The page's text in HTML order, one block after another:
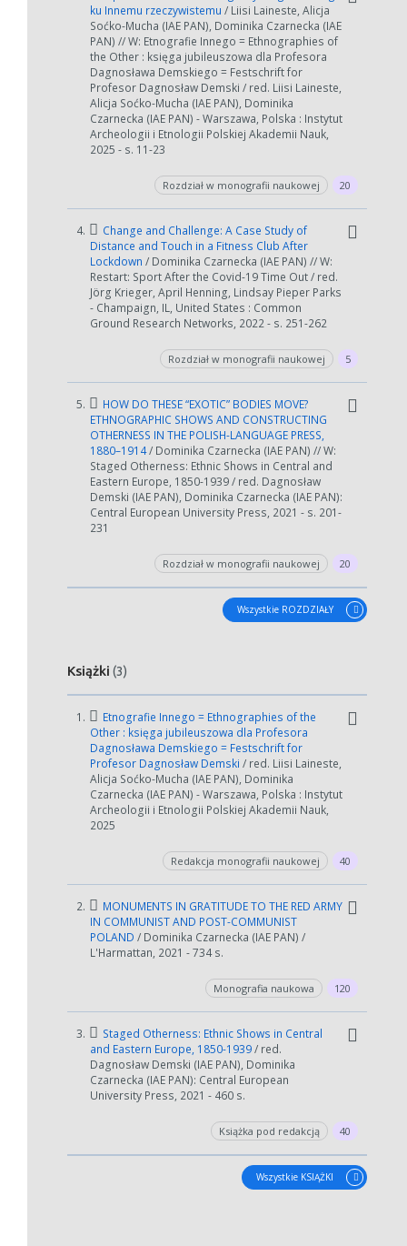
W zależności od ilości danych do przetworzenia generowanie pliku
może się wydłużyć.
Jeśli generowanie trwa zbyt długo można ograniczyć dane np.
zmniejszając zakres lat.
Anuluj
ku Innemu rzeczywistemu / Liisi Laineste, Alicja
Soćko-Mucha (IAE PAN), Dominika Czarnecka (IAE
PAN) // W: Etnografie Innego = Ethnographies of
the Other : księga jubileuszowa dla Profesora
Dagnosława Demskiego = Festschrift for
Profesor Dagnosław Demski / red. Liisi Laineste,
Alicja Soćko-Mucha (IAE PAN), Dominika
Czarnecka (IAE PAN) - Warszawa, Polska : Instytut
Archeologii i Etnologii Polskiej Akademii Nauk,
2025 - s. 11-23
Rozdział w monografii naukowej 20
4.
Change and Challenge: A Case Study of
Distance and Touch in a Fitness Club After
Lockdown / Dominika Czarnecka (IAE PAN) // W:
Restart: Sport After the Covid-19 Time Out / red.
Jörg Krieger, April Henning, Lindsay Pieper Parks
- Champaign, IL, United States : Common
Ground Research Networks, 2022 - s. 251-262
Rozdział w monografii naukowej 5
5.
HOW DO THESE “EXOTIC” BODIES MOVE?
ETHNOGRAPHIC SHOWS AND CONSTRUCTING
OTHERNESS IN THE POLISH-LANGUAGE PRESS,
1880–1914/ Dominika Czarnecka (IAE PAN) // W:
Staged Otherness: Ethnic Shows in Central and
Eastern Europe, 1850-1939 / red. Dagnosław
Demski (IAE PAN), Dominika Czarnecka (IAE PAN):
Central European University Press, 2021 - s. 201-
231
Rozdział w monografii naukowej 20
Wszystkie ROZDZIAŁY
Książki (3)
1.
Etnografie Innego = Ethnographies of the
Other : księga jubileuszowa dla Profesora
Dagnosława Demskiego = Festschrift for
Profesor Dagnosław Demski / red. Liisi Laineste,
Alicja Soćko-Mucha (IAE PAN), Dominika
Czarnecka (IAE PAN) - Warszawa, Polska : Instytut
Archeologii i Etnologii Polskiej Akademii Nauk,
2025
Redakcja monografii naukowej 40
2.
MONUMENTS IN GRATITUDE TO THE RED ARMY
IN COMMUNIST AND POST-COMMUNIST
POLAND / Dominika Czarnecka (IAE PAN) /
L'Harmattan, 2021 - 734 s.
Monografia naukowa 120
3.
Staged Otherness: Ethnic Shows in Central
and Eastern Europe, 1850-1939/ red.
Dagnosław Demski (IAE PAN), Dominika
Czarnecka (IAE PAN): Central European
University Press, 2021 - 460 s.
Książka pod redakcją 40
Wszystkie KSIĄŻKI